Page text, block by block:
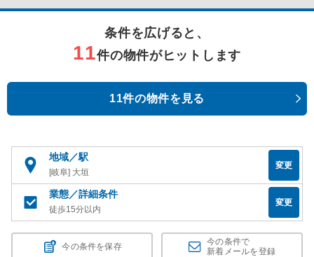
条件を広げると、
11件の物件がヒットします
11件の物件を見る
地域／駅
[岐阜] 大垣
変更
業態／詳細条件
徒歩15分以内
変更
今の条件を保存
今の条件で
新着メールを登録